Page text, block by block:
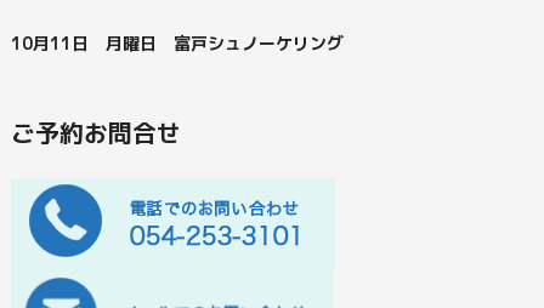
10月11日 月曜日 富戸シュノーケリング
ご予約お問合せ